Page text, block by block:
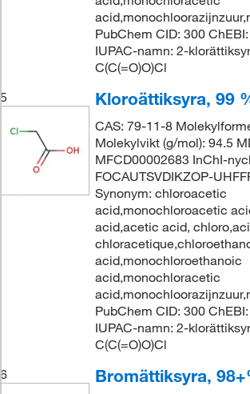
PubChem CID: 300
IUPAC-namn: 2-
C(C(=O)O)Cl
5
Kloroättiksyra, 99
CAS: 79-11-8
Molekylvikt (g/mol): 94.5
MFCD00002683 InChI-
FOCAUTSVDIKZOP-
Synonym: chloroacetic
acid,monochloroacetic
acid,acetic acid,
acid,monochloroethanoic
acid,monochloracetic
PubChem CID: 300
IUPAC-namn: 2-
C(C(=O)O)Cl
6
Bromättiksyra,